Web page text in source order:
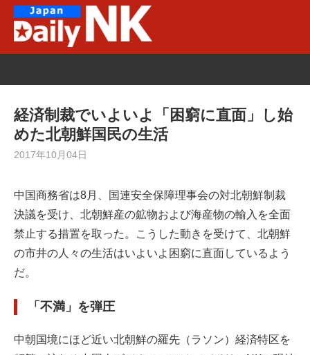
経済制裁でいよいよ「困窮に直面」し始
めた北朝鮮国民の生活
2017年10月04日
中国商務省は8月、国連安全保障理事会の対北朝鮮制裁
決議を受け、北朝鮮産の鉱物および海産物の輸入を全面
禁止する措置を取った。こうした動きを受けて、北朝鮮
の市井の人々の生活はいよいよ困窮に直面しているよう
だ。
「不満」を弾圧
中朝国境にほど近い北朝鮮の羅先（ラソン）経済特区を